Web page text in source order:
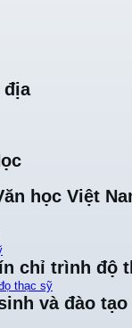
địa
học Việt
chỉ trình độ
thạc sỹ
và đào